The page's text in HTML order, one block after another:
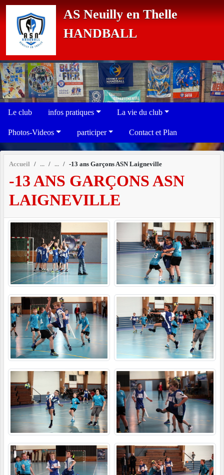
AS Neuilly en Thelle
HANDBALL
Le club infos pratiques La vie du club
Photos-Videos participer Contact et Plan
Accueil -13 ans Garçons ASN Laigneville
-13 ANS GARÇONS ASN
LAIGNEVILLE
Panneau de gestion des cookies